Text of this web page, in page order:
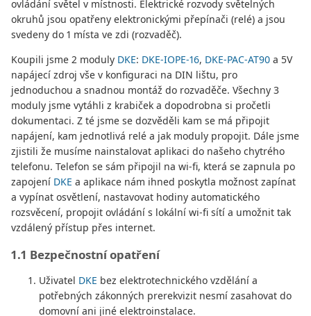
ovládání světel v místnosti. Elektrické rozvody světelných
okruhů jsou opatřeny elektronickými přepínači (relé) a jsou
svedeny do 1 místa ve zdi (rozvaděč).
Koupili jsme 2 moduly DKE: DKE-IOPE-16, DKE-PAC-AT90 a 5V
napájecí zdroj vše v konfiguraci na DIN lištu, pro
jednoduchou a snadnou montáž do rozvaděče. Všechny 3
moduly jsme vytáhli z krabiček a dopodrobna si pročetli
dokumentaci. Z té jsme se dozvěděli kam se má připojit
napájení, kam jednotlivá relé a jak moduly propojit. Dále jsme
zjistili že musíme nainstalovat aplikaci do našeho chytrého
telefonu. Telefon se sám připojil na wi-fi, která se zapnula po
zapojení DKE a aplikace nám ihned poskytla možnost zapínat
a vypínat osvětlení, nastavovat hodiny automatického
rozsvěcení, propojit ovládání s lokální wi-fi sítí a umožnit tak
vzdálený přístup přes internet.
1.1 Bezpečnostní opatření
Uživatel DKE bez elektrotechnického vzdělání a
potřebných zákonných prerekvizit nesmí zasahovat do
domovní ani jiné elektroinstalace.